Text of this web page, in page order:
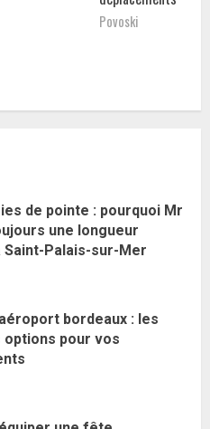
Povoski
de pointe : pourquoi Mr
une longueur
Saint-Palais-sur-Mer
bordeaux : les
pour vos